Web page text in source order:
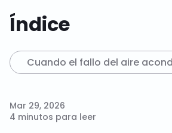
Índice
Cuando el fallo del aire
Mar 29, 2026
4 minutos para leer